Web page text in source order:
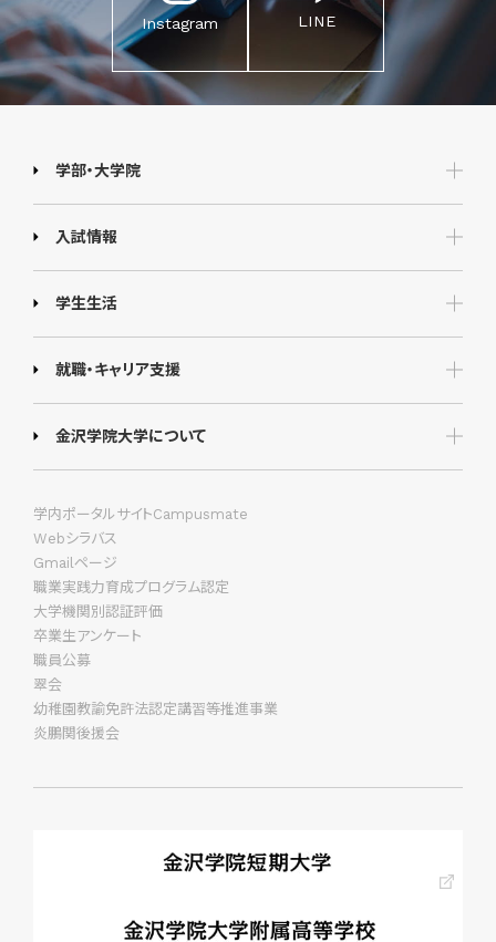
Instagram LINE
学部・大学院
入試情報
学生生活
就職・キャリア支援
金沢学院大学について
学内ポータルサイトCampusmate
Webシラバス
Gmailページ
職業実践力育成プログラム認定
大学機関別認証評価
卒業生アンケート
職員公募
翠会
幼稚園教諭免許法認定講習等推進事業
炎鵬関後援会